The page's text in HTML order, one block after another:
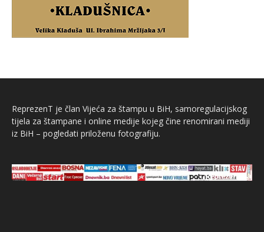
ReprezenT je član Vijeća za štampu u BiH, samoregulacijskog
tijela za štampane i online medije kojeg čine renomirani mediji
iz BiH – pogledati priloženu fotografiju.